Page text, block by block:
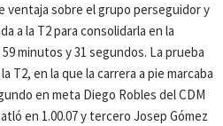
ventaja sobre el grupo perseguidor y
a la T2 para consolidarla en la
minutos y 31 segundos. La prueba
T2, en la que la carrera a pie marcaba
en meta Diego Robles del CDM
en 1.00.07 y tercero Josep Gómez